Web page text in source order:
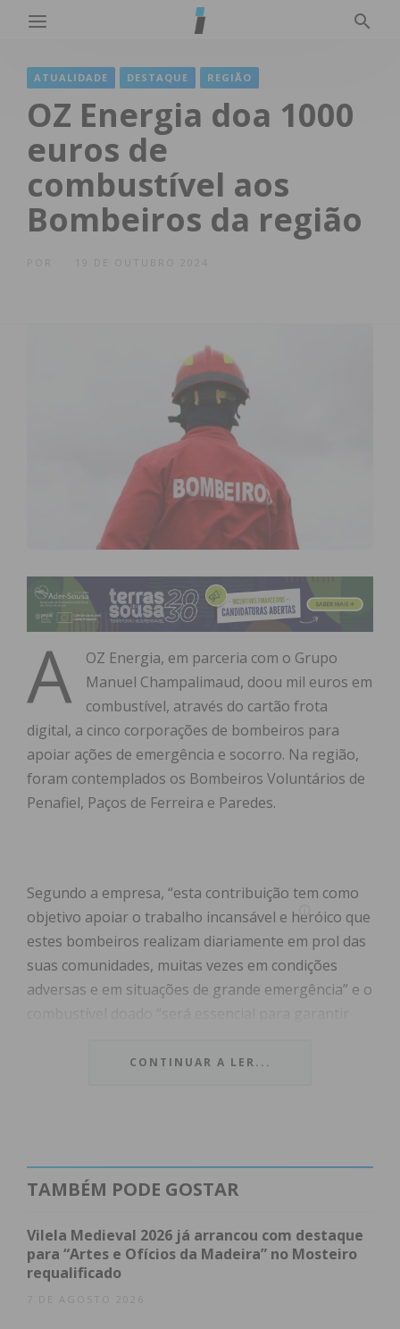
ATUALIDADE DESTAQUE REGIÃO
OZ Energia doa 1000
euros de
combustível aos
Bombeiros da região
19 DE OUTUBRO 2024
A
OZ Energia, em parceria com o Grupo
Manuel Champalimaud, doou mil euros em
combustível, através do cartão frota
digital, a cinco corporações de bombeiros para
apoiar ações de emergência e socorro. Na região,
foram contemplados os Bombeiros Voluntários de
Penafiel, Paços de Ferreira e Paredes.
Segundo a empresa, “esta contribuição tem como
objetivo apoiar o trabalho incansável e heróico que
estes bombeiros realizam diariamente em prol das
suas comunidades, muitas vezes em condições
adversas e em situações de grande emergência” e o
suas funções com a eficiência e prontidão que as
significativos marcam a diferença no dia a dia e nas
apoio a quem está na linha da frente é
fundamental, especialmente em momentos de crise.
Com esta doação, queremos expressar a nossa
profunda gratidão pelo papel indispensável que os
CONTINUAR A LER...
TAMBÉM PODE GOSTAR
Vilela Medieval 2026 já arrancou com destaque
para “Artes e Ofícios da Madeira” no Mosteiro
requalificado
7 DE AGOSTO 2026